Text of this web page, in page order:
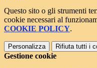
Questo sito o gli strumenti
cookie necessari al
COOKIE POLICY.
Personalizza Rifiuta tutti i
Gestione cookie